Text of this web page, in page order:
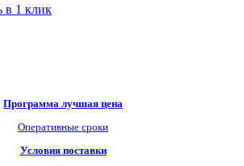
в 1 клик
Программа лучшая цена
Оперативные сроки
Условия поставки